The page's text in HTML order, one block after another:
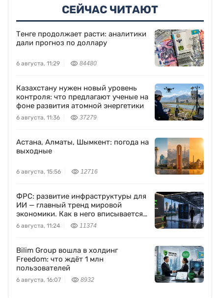
СЕЙЧАС ЧИТАЮТ
Тенге продолжает расти: аналитики
дали прогноз по доллару
6 августа, 11:29 84480
Казахстану нужен новый уровень
контроля: что предлагают ученые на
фоне развития атомной энергетики
6 августа, 11:36 37279
Астана, Алматы, Шымкент: погода на
выходные
6 августа, 15:56 12716
ФРС: развитие инфраструктуры для
ИИ — главный тренд мировой
экономики. Как в него вписывается
Freedom Holding Corp.
6 августа, 11:24 11374
Bilim Group вошла в холдинг
Freedom: что ждёт 1 млн
пользователей
6 августа, 16:07 8932